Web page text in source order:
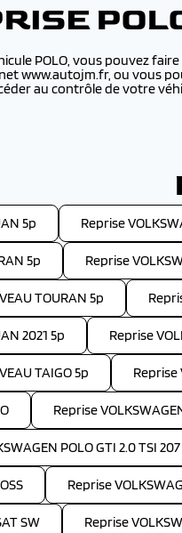
POLO, vous pouvez
www.autojm.fr, ou vous
au contrôle de votre
5p Reprise
5p Reprise
TOURAN 5p
2021 5p Reprise
TAIGO 5p Reprise
Reprise
POLO GTI 2.0 TSI 207
Reprise
SW Reprise